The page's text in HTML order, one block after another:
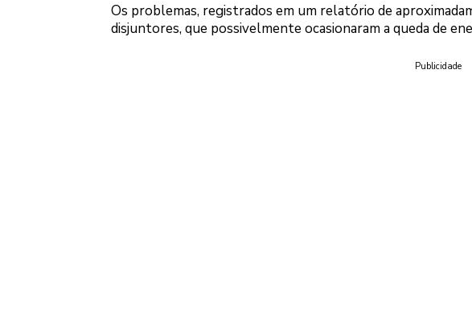
Os problemas, registrados em um relatório de
disjuntores, que possivelmente ocasionaram a queda de
Publicidade